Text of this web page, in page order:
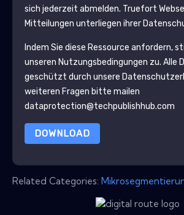
sich jederzeit abmelden. Truefort
Mitteilungen unterliegen ihrer
Indem Sie diese Ressource anfordern,
unseren Nutzungsbedingungen zu. Alle
geschützt durch unsere
weiteren Fragen bitte mailen
dataprotection@techpublishhub.com
DOWNLOAD
Related Categories: